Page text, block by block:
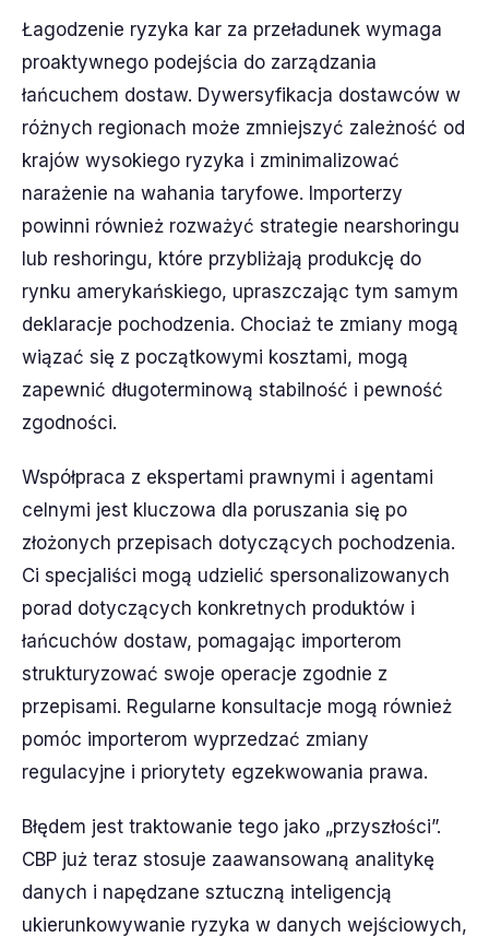
Łagodzenie ryzyka kar za przeładunek wymaga
proaktywnego podejścia do zarządzania
łańcuchem dostaw. Dywersyfikacja dostawców w
różnych regionach może zmniejszyć zależność od
krajów wysokiego ryzyka i zminimalizować
narażenie na wahania taryfowe. Importerzy
powinni również rozważyć strategie nearshoringu
lub reshoringu, które przybliżają produkcję do
rynku amerykańskiego, upraszczając tym samym
deklaracje pochodzenia. Chociaż te zmiany mogą
wiązać się z początkowymi kosztami, mogą
zapewnić długoterminową stabilność i pewność
zgodności.
Współpraca z ekspertami prawnymi i agentami
celnymi jest kluczowa dla poruszania się po
złożonych przepisach dotyczących pochodzenia.
Ci specjaliści mogą udzielić spersonalizowanych
porad dotyczących konkretnych produktów i
łańcuchów dostaw, pomagając importerom
strukturyzować swoje operacje zgodnie z
przepisami. Regularne konsultacje mogą również
pomóc importerom wyprzedzać zmiany
regulacyjne i priorytety egzekwowania prawa.
Błędem jest traktowanie tego jako „przyszłości”.
CBP już teraz stosuje zaawansowaną analitykę
danych i napędzane sztuczną inteligencją
ukierunkowywanie ryzyka w danych wejściowych,